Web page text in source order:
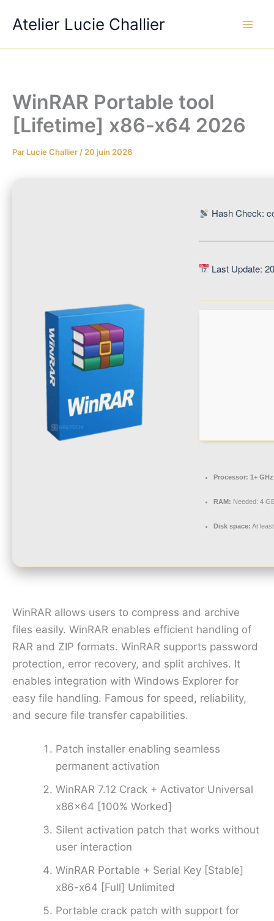
Atelier Lucie Challier
WinRAR Portable tool
[Lifetime] x86-x64 2026
Par Lucie Challier / 20 juin 2026
Hash Check:
Last Update:
Processor: 1+
RAM: Needed: 4
Disk space: At
WinRAR allows users to compress and archive
files easily. WinRAR enables efficient handling of
RAR and ZIP formats. WinRAR supports password
protection, error recovery, and split archives. It
enables integration with Windows Explorer for
easy file handling. Famous for speed, reliability,
and secure file transfer capabilities.
Patch installer enabling seamless
permanent activation
WinRAR 7.12 Crack + Activator Universal
x86x64 [100% Worked]
Silent activation patch that works without
user interaction
WinRAR Portable + Serial Key [Stable]
x86-x64 [Full] Unlimited
Portable crack patch with support for